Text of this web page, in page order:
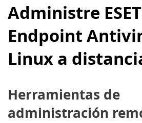
Administre ESET
Endpoint
Linux a
Herramientas de
administración